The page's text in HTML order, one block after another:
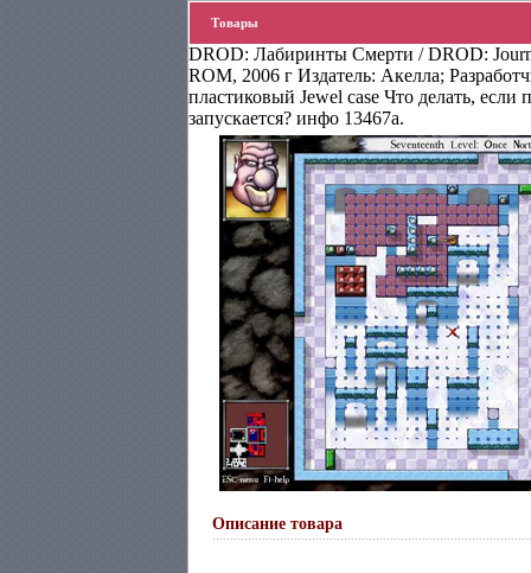
Товары
DROD: Лабиринты Смерти / DROD:
ROM, 2006 г Издатель: Акелла;
пластиковый Jewel case Что делать, если
запускается? инфо 13467a.
Описание товара